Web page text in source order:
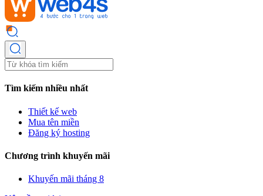
Tìm kiếm nhiều nhất
Thiết kế web
Mua tên miền
Đăng ký hosting
Chương trình khuyến mãi
Khuyến mãi tháng 8